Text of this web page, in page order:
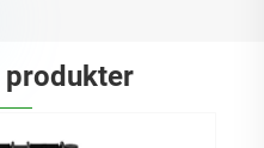
produkter